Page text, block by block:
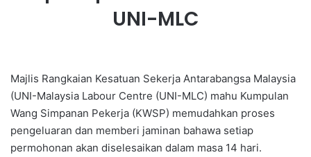
UNI-MLC
Majlis Rangkaian Kesatuan Sekerja Antarabangsa Malaysia
(UNI-Malaysia Labour Centre (UNI-MLC) mahu Kumpulan
Wang Simpanan Pekerja (KWSP) memudahkan proses
pengeluaran dan memberi jaminan bahawa setiap
permohonan akan diselesaikan dalam masa 14 hari.